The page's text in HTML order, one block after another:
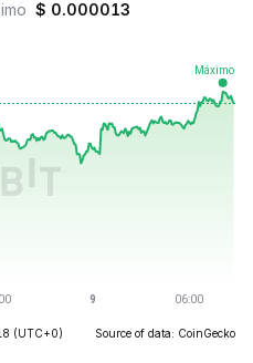
$ 0.000013
(UTC+0) Source of data: CoinGecko